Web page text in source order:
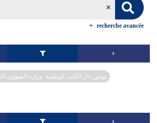
recherche avancée
تونس, دار الكتب الوطنية. وزارة الشؤون